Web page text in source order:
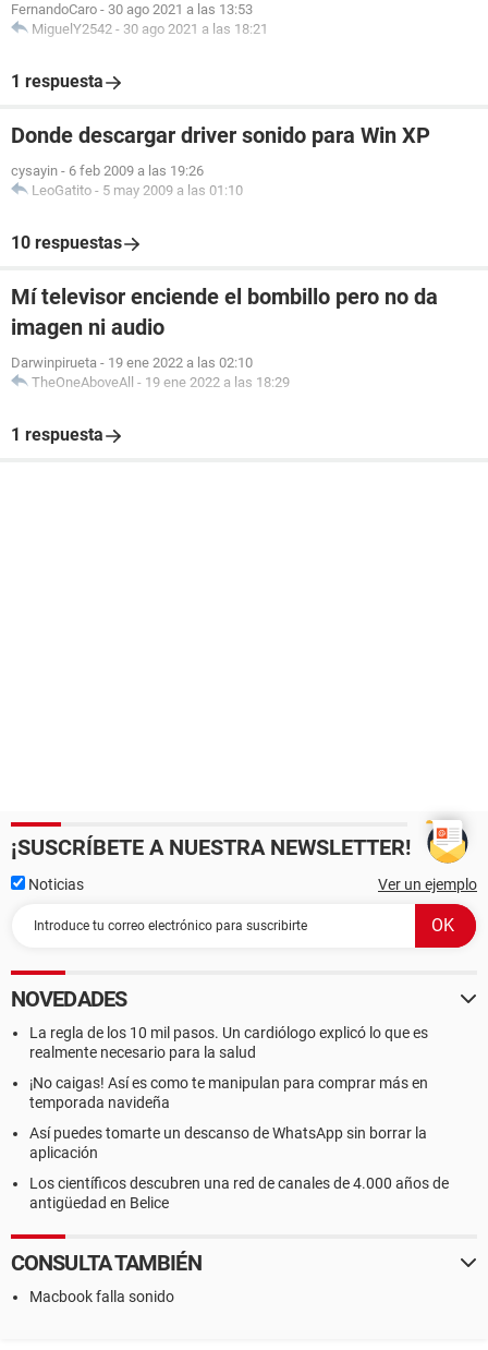
FernandoCaro - 30 ago 2021 a las 13:53
MiguelY2542 - 30 ago 2021 a las 18:21
1 respuesta
Donde descargar driver sonido para Win XP
cysayin - 6 feb 2009 a las 19:26
LeoGatito - 5 may 2009 a las 01:10
10 respuestas
Mí televisor enciende el bombillo pero no da
imagen ni audio
Darwinpirueta - 19 ene 2022 a las 02:10
TheOneAboveAll - 19 ene 2022 a las 18:29
1 respuesta
¡SUSCRÍBETE A NUESTRA NEWSLETTER!
Noticias Ver un ejemplo
NOVEDADES
La regla de los 10 mil pasos. Un cardiólogo explicó lo que es
realmente necesario para la salud
¡No caigas! Así es como te manipulan para comprar más en
temporada navideña
Así puedes tomarte un descanso de WhatsApp sin borrar la
aplicación
Los científicos descubren una red de canales de 4.000 años de
antigüedad en Belice
CONSULTA TAMBIÉN
Macbook falla sonido